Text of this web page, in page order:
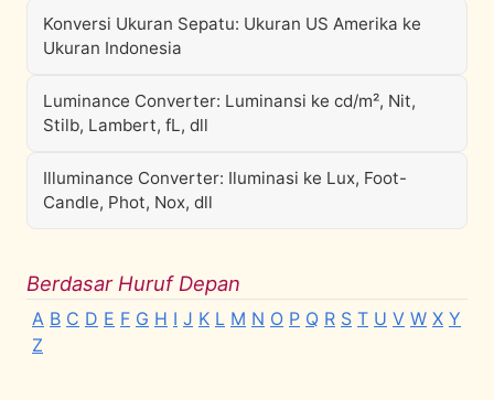
Konversi Ukuran Sepatu: Ukuran US Amerika ke
Ukuran Indonesia
Luminance Converter: Luminansi ke cd/m², Nit,
Stilb, Lambert, fL, dll
Illuminance Converter: Iluminasi ke Lux, Foot-
Candle, Phot, Nox, dll
Berdasar Huruf Depan
A B C D E F G H I J K L M N O P Q R S T U V W X Y
Z